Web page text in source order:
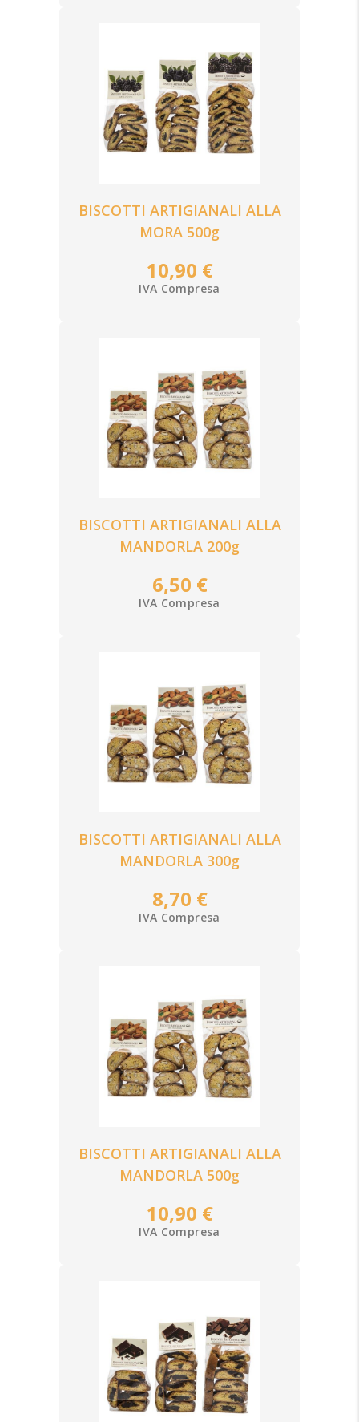
BISCOTTI ARTIGIANALI ALLA
MORA 500g
10,90 €
IVA Compresa
BISCOTTI ARTIGIANALI ALLA
MANDORLA 200g
6,50 €
IVA Compresa
BISCOTTI ARTIGIANALI ALLA
MANDORLA 300g
8,70 €
IVA Compresa
BISCOTTI ARTIGIANALI ALLA
MANDORLA 500g
10,90 €
IVA Compresa